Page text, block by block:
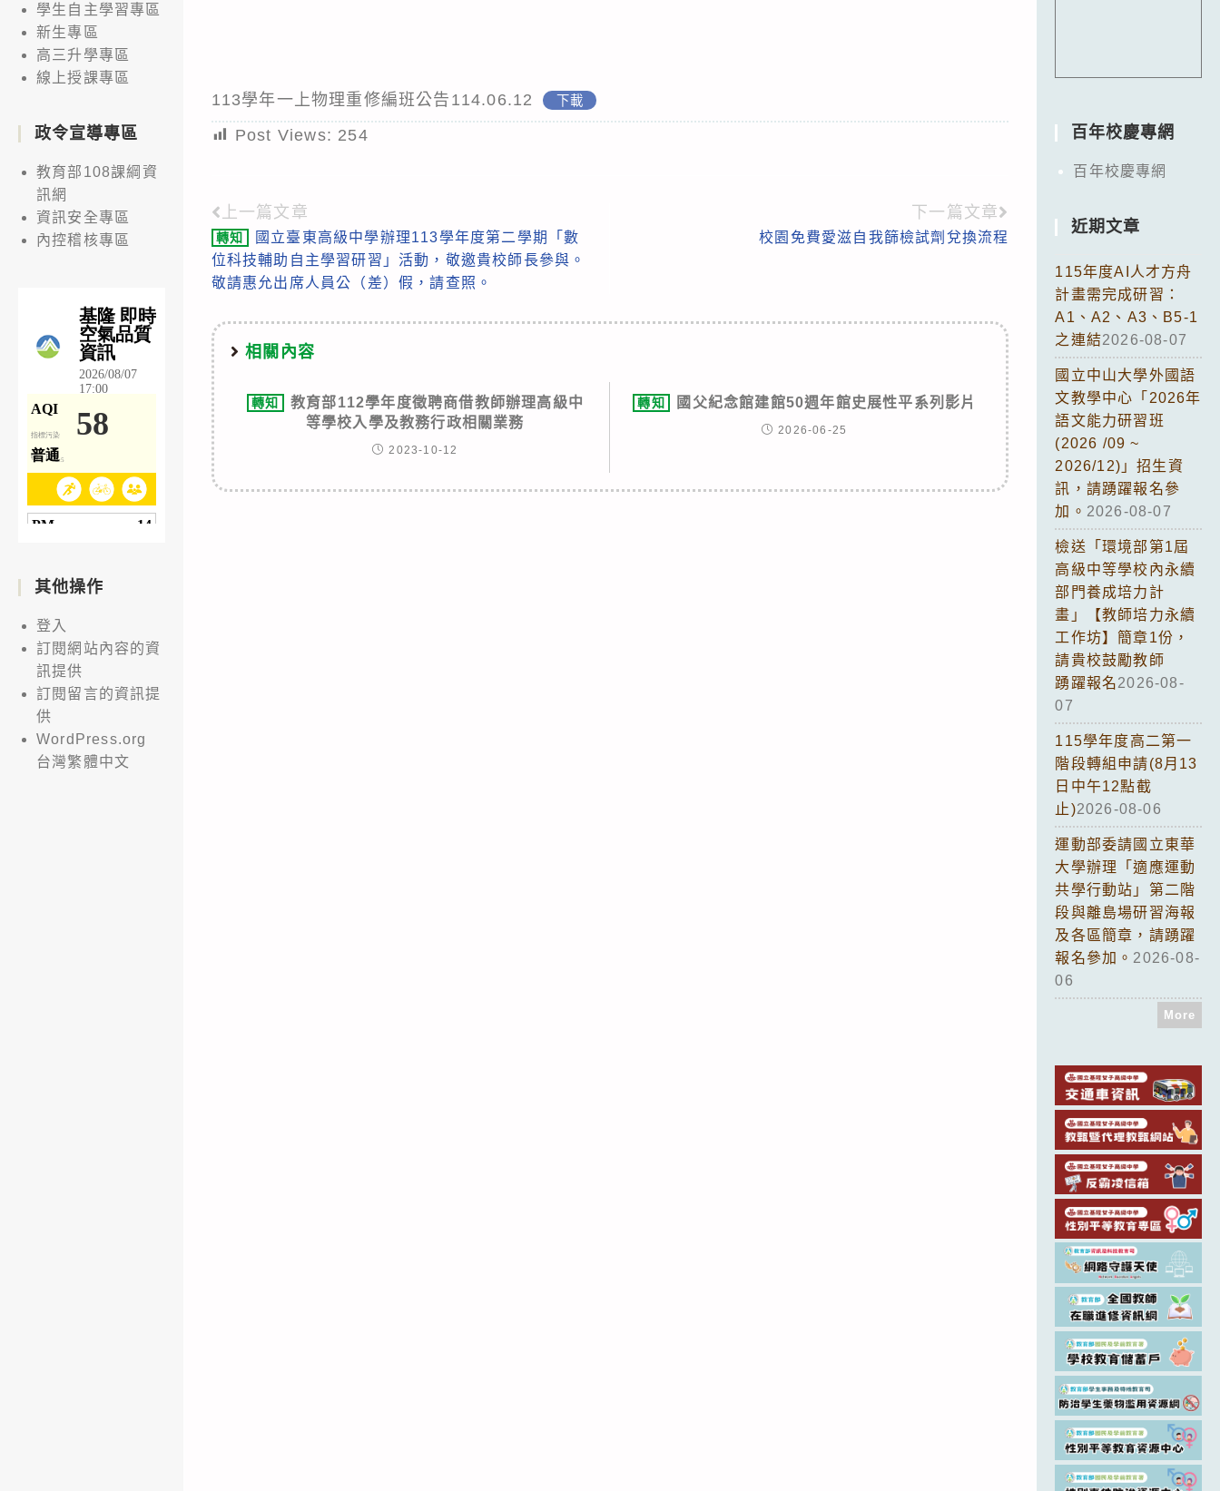
113學年一上物理重修編班公告114.06.12 下載
Post Views: 254
Read
more
articles
上一篇文章
轉知
國立臺東高級中學辦理113學年度第二學期「數
位科技輔助自主學習研習」活動，敬邀貴校師長參與。
敬請惠允出席人員公（差）假，請查照。
下一篇文章
校園免費愛滋自我篩檢試劑兌換流程
相關內容
轉知
教育部112學年度徵聘商借教師辦理高級中
等學校入學及教務行政相關業務
2023-10-12
轉知 國父紀念館建館50週年館史展性平系列影片
2026-06-25
學生自主學習專區
新生專區
高三升學專區
線上授課專區
政令宣導專區
教育部108課綱資
訊網
資訊安全專區
內控稽核專區
其他操作
登入
訂閱網站內容的資
訊提供
訂閱留言的資訊提
供
WordPress.org
台灣繁體中文
百年校慶專網
百年校慶專網
近期文章
115年度AI人才方舟
計畫需完成研習：
A1、A2、A3、B5-1
之連結2026-08-07
國立中山大學外國語
文教學中心「2026年
語文能力研習班
(2026 /09 ~
2026/12)」招生資
訊，請踴躍報名參
加。 2026-08-07
檢送「環境部第1屆
高級中等學校內永續
部門養成培力計
畫」【教師培力永續
工作坊】簡章1份，
請貴校鼓勵教師
踴躍報名2026-08-
07
115學年度高二第一
階段轉組申請(8月13
日中午12點截
止)2026-08-06
運動部委請國立東華
大學辦理「適應運動
共學行動站」第二階
段與離島場研習海報
及各區簡章，請踴躍
報名參加。 2026-08-
06
More